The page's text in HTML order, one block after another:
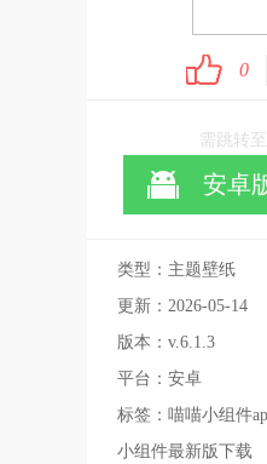
0
需跳转
安卓
类型：主题壁纸
更新：2026-05-14
版本：v.6.1.3
平台：安卓
标签：喵喵小组件
小组件最新版下载